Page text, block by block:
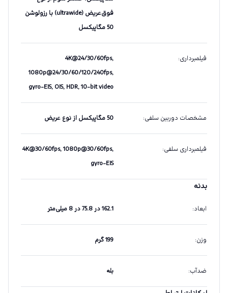
فوق‌عریض (ultrawide) با رزولوشن
50 مگاپیکسل
فیلمبرداری:
4K@24/30/60fps,
1080p@24/30/60/120/240fps,
gyro-EIS, OIS, HDR, 10-bit video
مشخصات دوربین سلفی: 50 مگاپیکسل از نوع عریض
فیلمبرداری سلفی:
4K@30/60fps, 1080p@30/60fps,
gyro-EIS
بدنه
ابعاد: 162.1 در 75.8 در 8 میلی‌متر
وزن: 199 گرم
ضدآب: بله